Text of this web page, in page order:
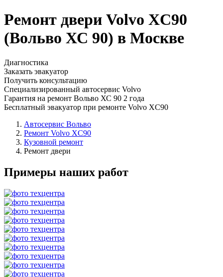
Ремонт двери Volvo XC90
(Вольво ХС 90) в Москве
Диагностика
Заказать эвакуатор
Получить консультацию
Специализированный автосервис Volvo
Гарантия на ремонт Вольво ХС 90 2 года
Бесплатный эвакуатор при ремонте Volvo XC90
Автосервис Вольво
Ремонт Volvo XC90
Кузовной ремонт
Ремонт двери
Примеры наших работ